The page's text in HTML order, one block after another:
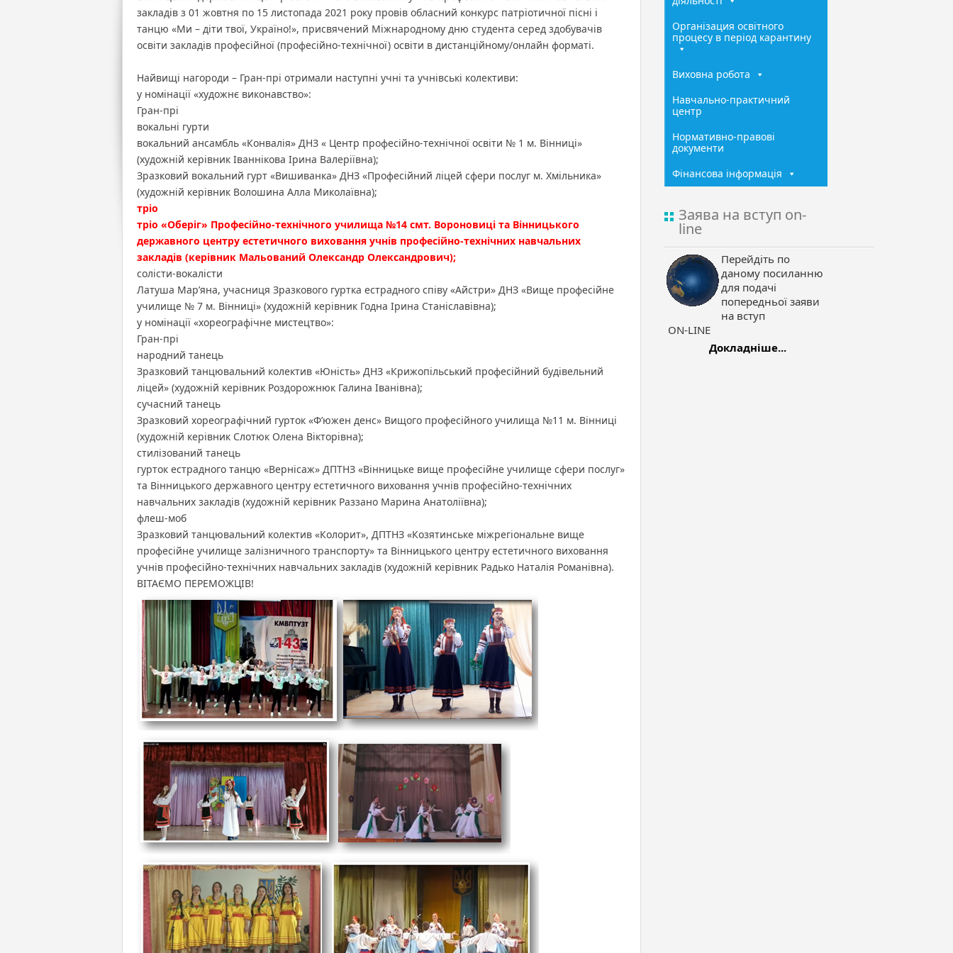
закладів з 01 жовтня по 15 листопада 2021 року провів обласний конкурс патріотичної пісні і
танцю «Ми – діти твої, Україно!», присвячений Міжнародному дню студента серед здобувачів
освіти закладів професійної (професійно-технічної) освіти в дистанційному/онлайн форматі.
Найвищі нагороди – Гран-прі отримали наступні учні та учнівські колективи:
у номінації «художнє виконавство»:
Гран-прі
вокальні гурти
вокальний ансамбль «Конвалія» ДНЗ « Центр професійно-технічної освіти № 1 м. Вінниці»
(художній керівник Іваннікова Ірина Валеріївна);
Зразковий вокальний гурт «Вишиванка» ДНЗ «Професійний ліцей сфери послуг м. Хмільника»
(художній керівник Волошина Алла Миколаївна);
тріо
тріо «Оберіг» Професійно-технічного училища №14 смт. Вороновиці та Вінницького
державного центру естетичного виховання учнів професійно-технічних навчальних
закладів (керівник Мальований Олександр Олександрович);
солісти-вокалісти
Латуша Мар’яна, учасниця Зразкового гуртка естрадного співу «Айстри» ДНЗ «Вище професійне
училище № 7 м. Вінниці» (художній керівник Годна Ірина Станіславівна);
у номінації «хореографічне мистецтво»:
Гран-прі
народний танець
Зразковий танцювальний колектив «Юність» ДНЗ «Крижопільський професійний будівельний
ліцей» (художній керівник Роздорожнюк Галина Іванівна);
сучасний танець
Зразковий хореографічний гурток «Ф’южен денс» Вищого професійного училища №11 м. Вінниці
(художній керівник Слотюк Олена Вікторівна);
стилізований танець
гурток естрадного танцю «Вернісаж» ДПТНЗ «Вінницьке вище професійне училище сфери послуг»
та Вінницького державного центру естетичного виховання учнів професійно-технічних
навчальних закладів (художній керівник Раззано Марина Анатоліївна);
флеш-моб
Зразковий танцювальний колектив «Колорит», ДПТНЗ «Козятинське міжрегіональне вище
професійне училище залізничного транспорту» та Вінницького центру естетичного виховання
учнів професійно-технічних навчальних закладів (художній керівник Радько Наталія Романівна).
ВІТАЄМО ПЕРЕМОЖЦІВ!
Організация освітного
процесу в період карантину
Виховна робота
Навчально-практичний
центр
Нормативно-правові
документи
Фінансова інформація
Заява на вступ on-
line
Перейдіть по
даному посиланню
для подачі
попередньої заяви
на вступ
ON-LINE
Докладніше...